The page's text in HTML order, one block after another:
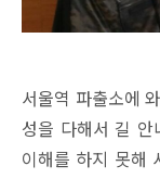
서울역 파출소에
성을 다해서 길 안
이해를 하지 못해